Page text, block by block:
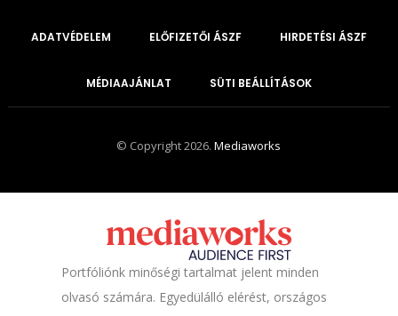
ADATVÉDELEM ELŐFIZETŐI ÁSZF HIRDETÉSI ÁSZF
MÉDIAAJÁNLAT SÜTI BEÁLLÍTÁSOK
© Copyright 2026.Mediaworks
Portfóliónk minőségi tartalmat jelent minden
olvasó számára. Egyedülálló elérést, országos